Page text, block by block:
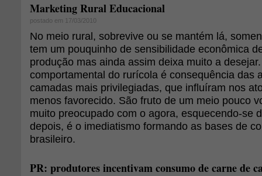
Marketing Rural Educacional
postado em 17/03/2010
No meio rural, sobrevive ou se mantém lá,
tem um pouquinho de sensibilidade econômica
produção mas ainda assim deixa muito a
comportamental do rurícola é consequência das
camadas mais privilegiadas, que influíram nos
menos favorecido. São fruto de um meio pouco
muito preocupado com o agora, esquecendo-se
depois, é o imediatismo formando as bases de
brasileiro.
PR: produtores incentivam consumo de carne de